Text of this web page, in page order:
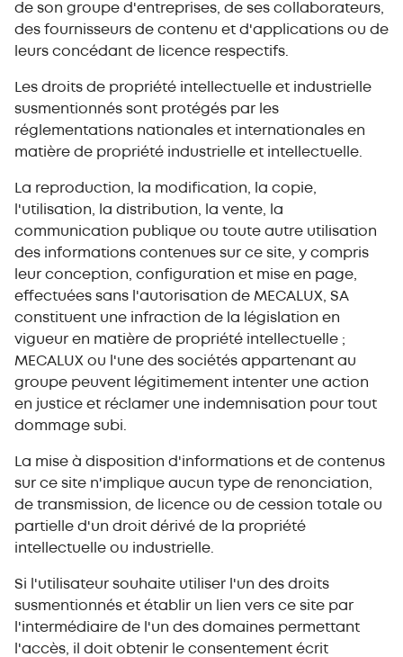
de son groupe d'entreprises, de ses collaborateurs,
des fournisseurs de contenu et d'applications ou de
leurs concédant de licence respectifs.
Les droits de propriété intellectuelle et industrielle
susmentionnés sont protégés par les
réglementations nationales et internationales en
matière de propriété industrielle et intellectuelle.
La reproduction, la modification, la copie,
l'utilisation, la distribution, la vente, la
communication publique ou toute autre utilisation
des informations contenues sur ce site, y compris
leur conception, configuration et mise en page,
effectuées sans l'autorisation de MECALUX, SA
constituent une infraction de la législation en
vigueur en matière de propriété intellectuelle ;
MECALUX ou l'une des sociétés appartenant au
groupe peuvent légitimement intenter une action
en justice et réclamer une indemnisation pour tout
dommage subi.
La mise à disposition d'informations et de contenus
sur ce site n'implique aucun type de renonciation,
de transmission, de licence ou de cession totale ou
partielle d'un droit dérivé de la propriété
intellectuelle ou industrielle.
Si l'utilisateur souhaite utiliser l'un des droits
susmentionnés et établir un lien vers ce site par
l'intermédiaire de l'un des domaines permettant
l'accès, il doit obtenir le consentement écrit